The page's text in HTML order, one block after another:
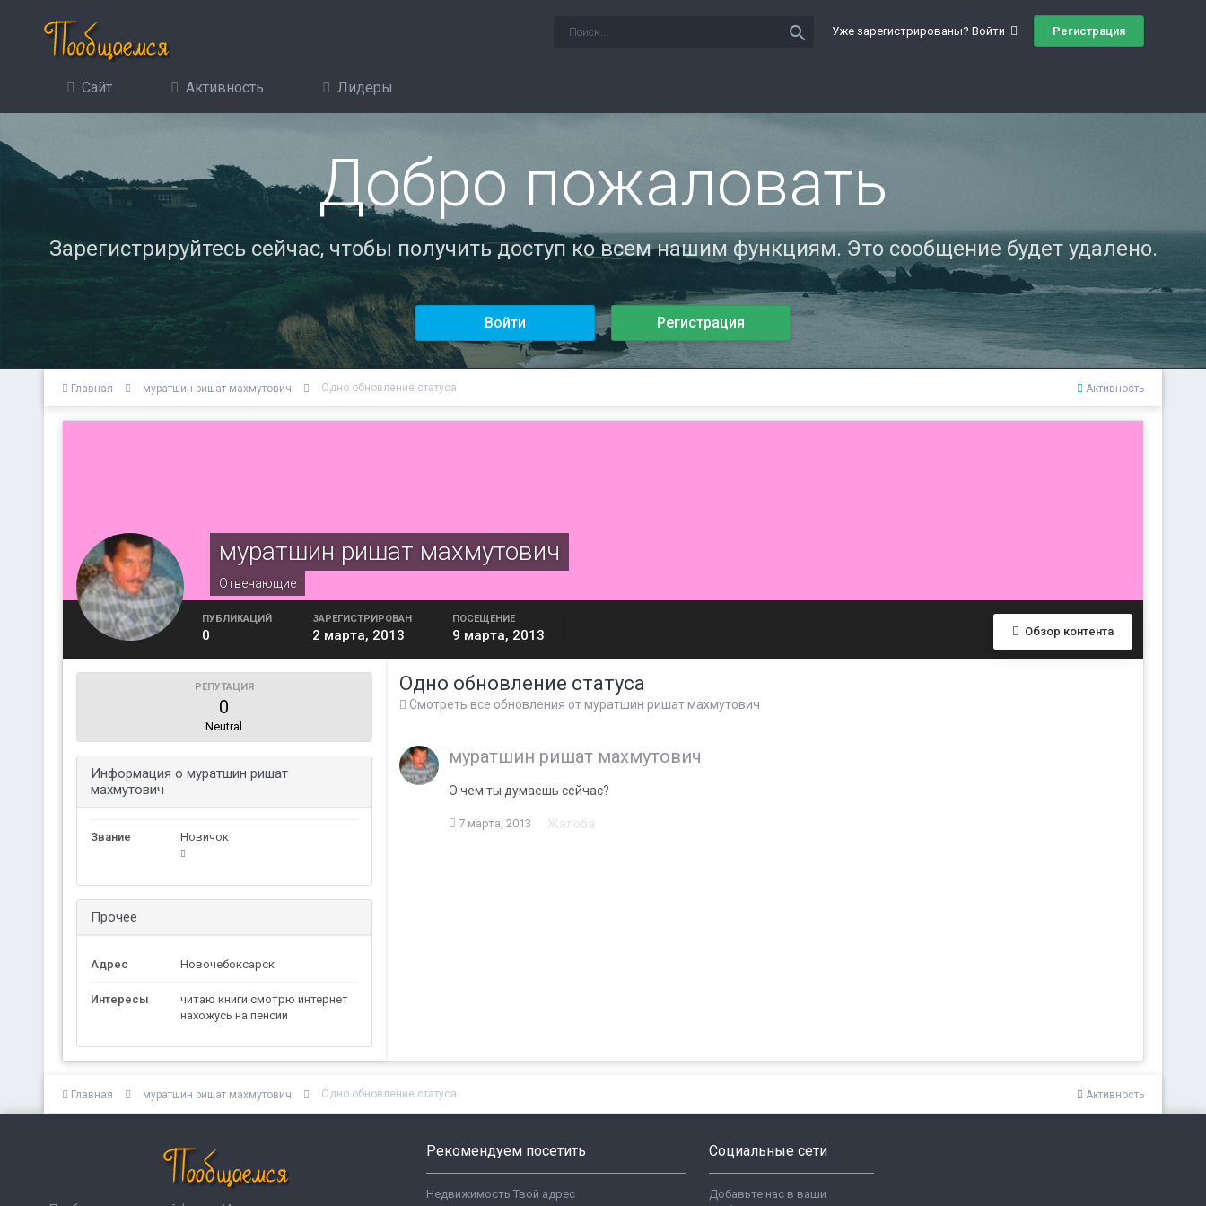
Уже зарегистрированы? Войти Регистрация
search
Сайт Активность Лидеры
Добро пожаловать
Зарегистрируйтесь сейчас, чтобы получить доступ ко всем нашим функциям. Это сообщение будет удалено.
Войти Регистрация
Активность
Главная муратшин ришат махмутович Одно обновление статуса
муратшин ришат махмутович
Отвечающие
Обзор контента
ПУБЛИКАЦИЙ
0
ЗАРЕГИСТРИРОВАН
2 марта, 2013
ПОСЕЩЕНИЕ
9 марта, 2013
РЕПУТАЦИЯ
0
Neutral
Информация о муратшин ришат
махмутович
Звание Новичок
Прочее
Адрес Новочебоксарск
Интересы
читаю книги смотрю интернет
нахожусь на пенсии
Одно обновление статуса
Смотреть все обновления от муратшин ришат махмутович
муратшин ришат махмутович
О чем ты думаешь сейчас?
7 марта, 2013 Жалоба
Активность
Главная муратшин ришат махмутович Одно обновление статуса
Рекомендуем посетить
Недвижимость Твой адрес
Социальные сети
Добавьте нас в ваши